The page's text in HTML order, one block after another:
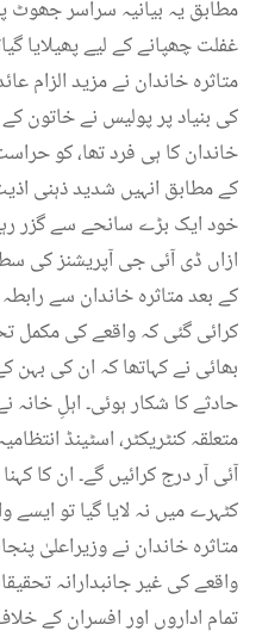
مطابق یہ بیانیہ سراسر جھوٹ
غفلت چھپانے کے لیے پھیلایا
متاثرہ خاندان نے مزید الزام
کی بنیاد پر پولیس نے خاتون
خاندان کا ہی فرد تھا، کو
کے مطابق انہیں شدید ذہنی اذیت
خود ایک بڑے سانحے سے گزر رہے
ازاں ڈی آئی جی آپریشنز کی
کے بعد متاثرہ خاندان سے
کرائی گئی کہ واقعے کی مکمل
حادثے کا شکار ہوئی۔ اہلِ خانہ
متعلقہ کنٹریکٹر، اسٹینڈ
آئی آر درج کرائیں گے۔ ان کا
کٹہرے میں نہ لایا گیا تو ایسے
متاثرہ خاندان نے وزیراعلیٰ
واقعے کی غیر جانبدارانہ
تمام اداروں اور افسران کے